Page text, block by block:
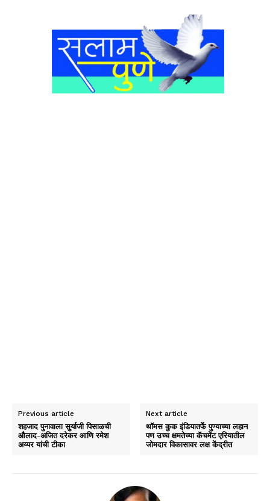
Previous article
शहजाद पुनावाला सुर्याजी पिसाळची
औलाद-अजित दरेकर आणि रमेश
अय्यर यांची टीका
Next article
थॉमस कुक इंडियातर्फे पुण्याच्या लहान
पण उच्च क्षमतेच्या कॅचमेंट एरियातील
जोमदार विकासावर लक्ष केंद्रीत